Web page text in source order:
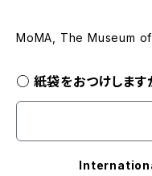
MoMA, The Museum
○ 紙袋をおつけします